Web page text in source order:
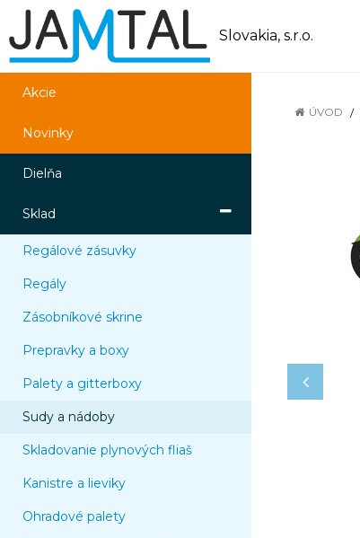
Slovakia, s.r.o.
Akcie
Novinky
Dielňa
Sklad
Regálové zásuvky
Regály
Zásobníkové skrine
Prepravky a boxy
Palety a gitterboxy
Sudy a nádoby
Skladovanie plynových fliaš
Kanistre a lieviky
Ohradové palety
ÚVOD